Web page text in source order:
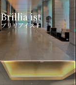
Brillia ist
ブリリアイスト